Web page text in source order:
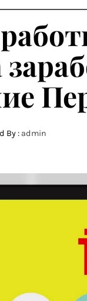
By : admin